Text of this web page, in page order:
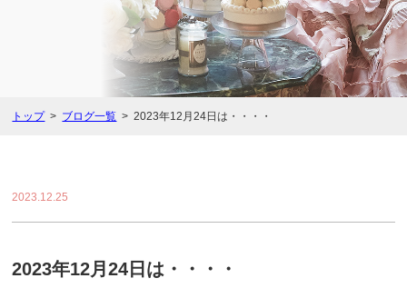
トップ ブログ一覧 2023年12月24日は・・・・
2023.12.25
2023年12月24日は・・・・